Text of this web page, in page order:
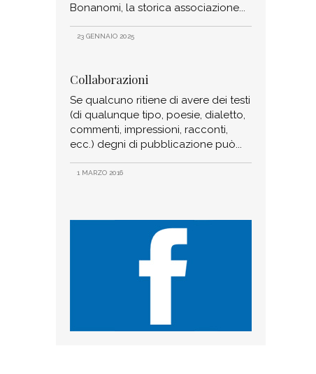
Bonanomi, la storica associazione
23 GENNAIO 2025
Collaborazioni
Se qualcuno ritiene di avere dei testi
(di qualunque tipo, poesie, dialetto,
commenti, impressioni, racconti,
ecc.) degni di pubblicazione può
1 MARZO 2016